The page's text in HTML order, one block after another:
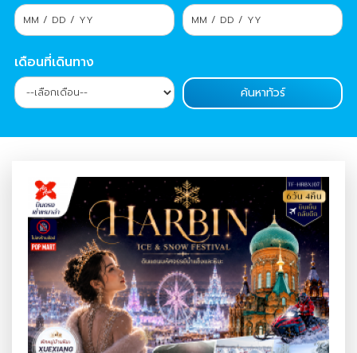
เดือนที่เดินทาง